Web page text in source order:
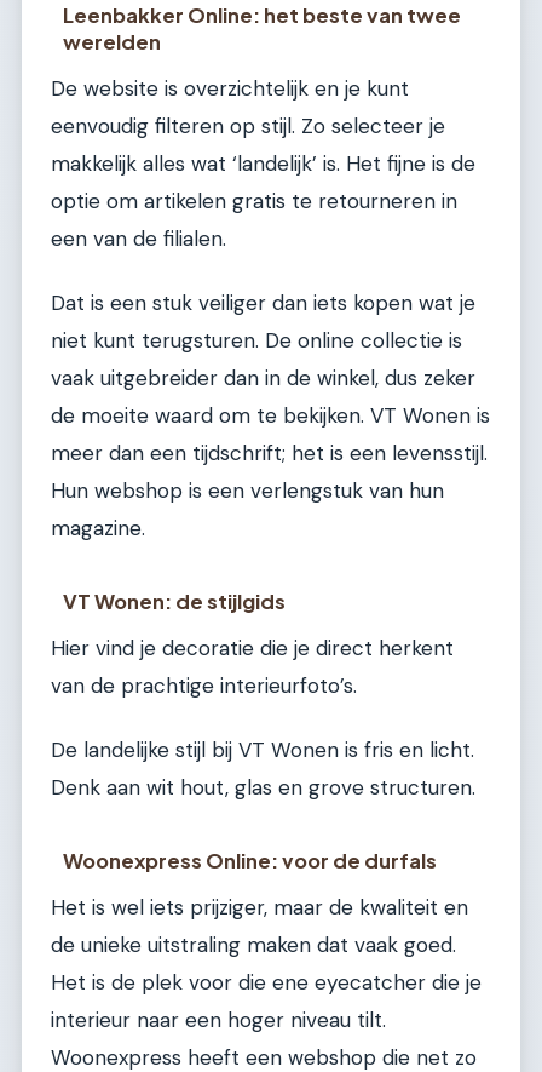
Leenbakker Online: het beste van twee
werelden
De website is overzichtelijk en je kunt
eenvoudig filteren op stijl. Zo selecteer je
makkelijk alles wat ‘landelijk’ is. Het fijne is de
optie om artikelen gratis te retourneren in
een van de filialen.
Dat is een stuk veiliger dan iets kopen wat je
niet kunt terugsturen. De online collectie is
vaak uitgebreider dan in de winkel, dus zeker
de moeite waard om te bekijken. VT Wonen is
meer dan een tijdschrift; het is een levensstijl.
Hun webshop is een verlengstuk van hun
magazine.
VT Wonen: de stijlgids
Hier vind je decoratie die je direct herkent
van de prachtige interieurfoto’s.
De landelijke stijl bij VT Wonen is fris en licht.
Denk aan wit hout, glas en grove structuren.
Woonexpress Online: voor de durfals
Het is wel iets prijziger, maar de kwaliteit en
de unieke uitstraling maken dat vaak goed.
Het is de plek voor die ene eyecatcher die je
interieur naar een hoger niveau tilt.
Woonexpress heeft een webshop die net zo